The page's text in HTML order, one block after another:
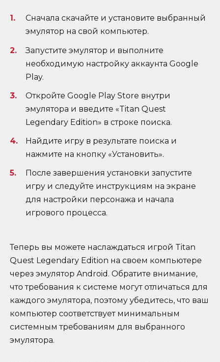
Сначала скачайте и установите выбранный
эмулятор на свой компьютер.
Запустите эмулятор и выполните
необходимую настройку аккаунта Google
Play.
Откройте Google Play Store внутри
эмулятора и введите «Titan Quest
Legendary Edition» в строке поиска.
Найдите игру в результате поиска и
нажмите на кнопку «Установить».
После завершения установки запустите
игру и следуйте инструкциям на экране
для настройки персонажа и начала
игрового процесса.
Теперь вы можете наслаждаться игрой Titan
Quest Legendary Edition на своем компьютере
через эмулятор Android. Обратите внимание,
что требования к системе могут отличаться для
каждого эмулятора, поэтому убедитесь, что ваш
компьютер соответствует минимальным
системным требованиям для выбранного
эмулятора.